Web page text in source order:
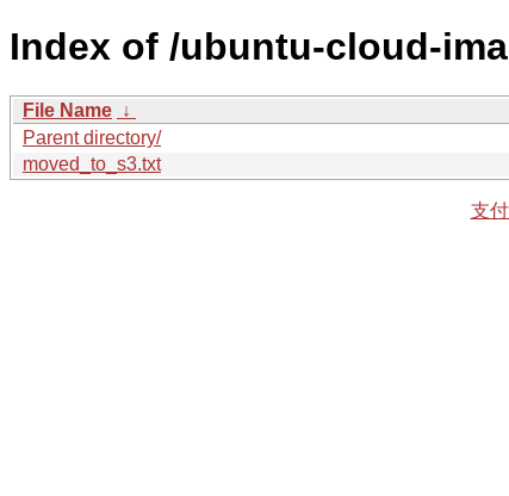
Index of /ubuntu-cloud-
File Name ↓
Parent directory/
moved_to_s3.txt
支